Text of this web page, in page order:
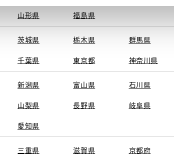
山形県 福島県
茨城県 栃木県 群馬県
千葉県 東京都 神奈川県
新潟県 富山県 石川県
山梨県 長野県 岐阜県
愛知県
三重県 滋賀県 京都府
電話
営業時間
定休日